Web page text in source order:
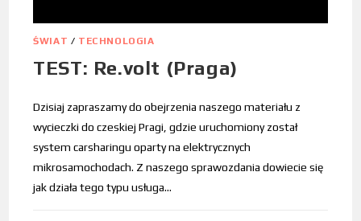
ŚWIAT / TECHNOLOGIA
TEST: Re.volt (Praga)
Dzisiaj zapraszamy do obejrzenia naszego materiału z
wycieczki do czeskiej Pragi, gdzie uruchomiony został
system carsharingu oparty na elektrycznych
mikrosamochodach. Z naszego sprawozdania dowiecie się
jak działa tego typu usługa…